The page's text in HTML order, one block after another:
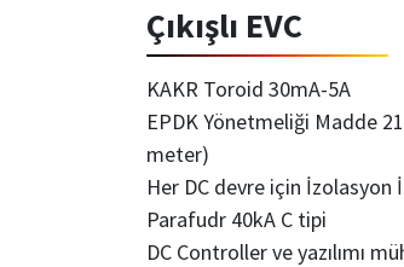
Çıkışlı EVC
KAKR Toroid 30mA-5A
EPDK Yönetmeliği Madde
meter)
Her DC devre için İzolasyon
Parafudr 40kA C tipi
DC Controller ve yazılımı